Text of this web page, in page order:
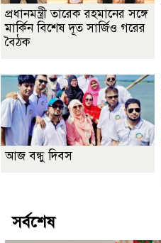
প্রধানমন্ত্রী তারেক রহমানের সঙ্গে
মার্কিন বিশেষ দূত সার্জিও গরের
বৈঠক
আজ বন্ধু দিবস
সর্বশেষ